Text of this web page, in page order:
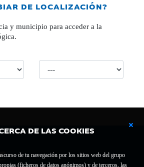
DE LAS COOKIES
de tu navegación por los sitios web del grupo
(ficheros de datos anónimos) y de terceros, las
DE LOCALIZACIÓN?
y municipio para acceder a la